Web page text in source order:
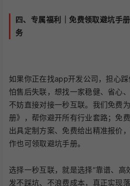
四、专属福利｜免费领取避坑手
务
如果你正在找app开发公司，担心踩
怕售后失联，想找一家稳健、省心
不妨直接对接一秒互联。我们免费
册》，帮你避开所有行业套路；免
出具定制方案、免费给出精准报价
作也可领取避坑手册。
选择一秒互联，就是选择“靠谱、高
发不踩坑、不浪费成本，真正实现